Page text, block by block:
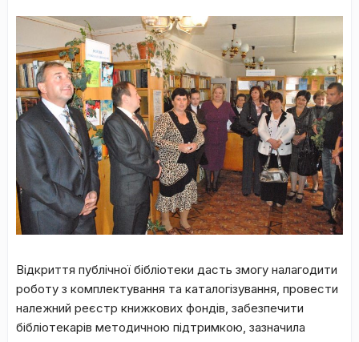
Відкриття публічної бібліотеки дасть змогу налагодити
роботу з комплектування та каталогізування, провести
належний реєстр книжкових фондів, забезпечити
бібліотекарів методичною підтримкою, зазначила